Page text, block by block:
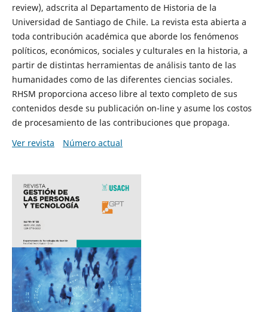
review), adscrita al Departamento de Historia de la
Universidad de Santiago de Chile. La revista esta abierta a
toda contribución académica que aborde los fenómenos
políticos, económicos, sociales y culturales en la historia, a
partir de distintas herramientas de análisis tanto de las
humanidades como de las diferentes ciencias sociales.
RHSM proporciona acceso libre al texto completo de sus
contenidos desde su publicación on-line y asume los costos
de procesamiento de las contribuciones que propaga.
Ver revista
Número actual